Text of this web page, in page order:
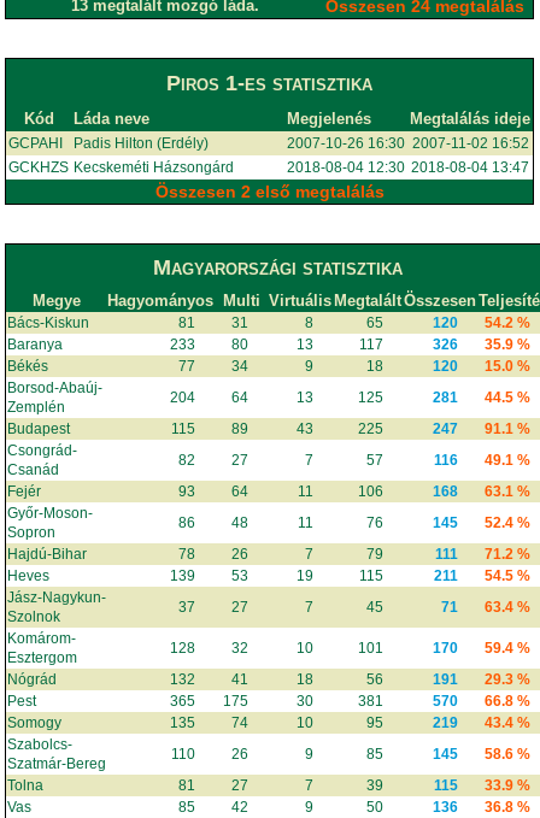
13 megtalált mozgó láda. Összesen 24 megtalálás
Piros 1-es statisztika
Kód Láda neve Megjelenés Megtalálás ideje
GCPAHI Padis Hilton (Erdély) 2007-10-26 16:30 2007-11-02 16:52
GCKHZS Kecskeméti Házsongárd 2018-08-04 12:30 2018-08-04 13:47
Összesen 2 első megtalálás
Magyarországi statisztika
Megye Hagyományos Multi Virtuális MegtaláltÖsszesen
Bács-Kiskun 81 31 8 65 120
54.2 %
Baranya
233 80 13 117 326
35.9 %
Békés
77 34 9 18 120
15.0 %
Borsod-Abaúj-
Zemplén
204 64 13 125 281
44.5 %
Budapest
115 89 43 225 247
91.1 %
Csongrád-
Csanád
82 27 7 57 116
49.1 %
Fejér
93 64 11 106 168
63.1 %
Győr-Moson-
Sopron
86 48 11 76 145
52.4 %
Hajdú-Bihar
78 26 7 79 111
71.2 %
Heves
139 53 19 115 211
54.5 %
Jász-Nagykun-
Szolnok
37 27 7 45 71
63.4 %
Komárom-
Esztergom
128 32 10 101 170
59.4 %
Nógrád
132 41 18 56 191
29.3 %
Pest
365 175 30 381 570
66.8 %
Somogy
135 74 10 95 219
43.4 %
Szabolcs-
Szatmár-Bereg
110 26 9 85 145
58.6 %
Tolna
81 27 7 39 115
33.9 %
Vas
85 42 9 50 136
36.8 %